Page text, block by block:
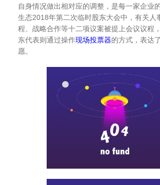
自身情况做出相对应的调整，是每一家企业
生态2018年第二次临时股东大会中，有关人
程、战略合作等十二项议案被提上会议议程
东代表则通过操作现场投票器的方式，表达
愿。